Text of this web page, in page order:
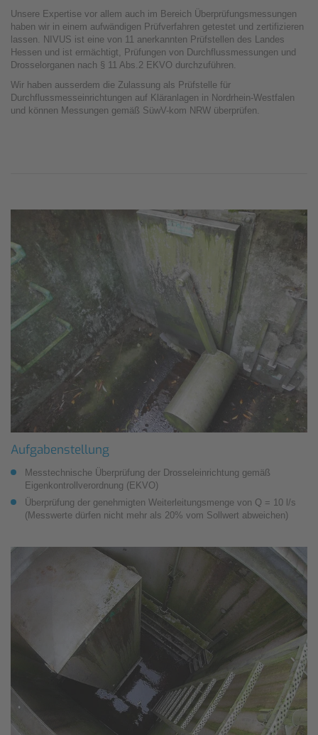
Unsere Expertise vor allem auch im Bereich Überprüfungsmessungen
haben wir in einem aufwändigen Prüfverfahren getestet und zertifizieren
lassen. NIVUS ist eine von 11 anerkannten Prüfstellen des Landes
Hessen und ist ermächtigt, Prüfungen von Durchflussmessungen und
Drosselorganen nach § 11 Abs.2 EKVO durchzuführen.
Wir haben ausserdem die Zulassung als Prüfstelle für
Durchflussmesseinrichtungen auf Kläranlagen in Nordrhein-Westfalen
und können Messungen gemäß SüwV-kom NRW überprüfen.
Aufgabenstellung
Messtechnische Überprüfung der Drosseleinrichtung gemäß
Eigenkontrollverordnung (EKVO)
Überprüfung der genehmigten Weiterleitungsmenge von Q = 10 l/s
(Messwerte dürfen nicht mehr als 20% vom Sollwert abweichen)